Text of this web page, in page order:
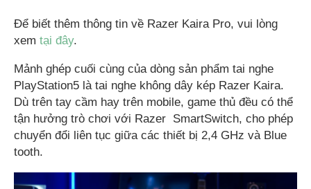
Để biết thêm thông tin về Razer Kaira Pro, vui lòng
xem tại đây.
Mảnh ghép cuối cùng của dòng sản phẩm tai nghe
PlayStation5 là tai nghe không dây kép Razer Kaira.
Dù trên tay cầm hay trên mobile, game thủ đều có thể
tận hưởng trò chơi với Razer SmartSwitch, cho phép
chuyển đổi liên tục giữa các thiết bị 2,4 GHz và Blue
tooth.